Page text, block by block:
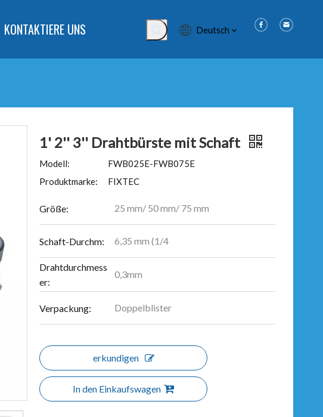
KONTAKTIERE UNS Deutsch
1' 2'' 3'' Drahtbürste mit Schaft
Modell:
FWB025E-FWB075E
Produktmarke:
FIXTEC
Größe: 25 mm/ 50 mm/ 75 mm
Schaft-Durchm: 6,35 mm (1/4
Drahtdurchmess
er:
0,3mm
Verpackung: Doppelblister
erkundigen
In den Einkaufswagen